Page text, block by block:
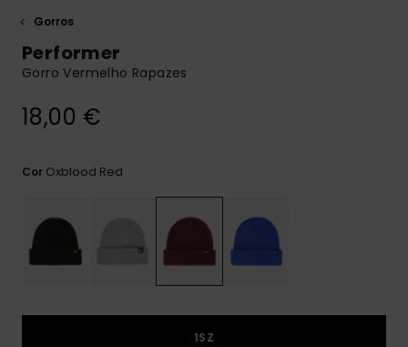
formulário de
contacto.
Consultar
as FAQ
DESEJO
Gorros
Performer
Gorro Vermelho Rapazes
18,00 €
Cor Oxblood Red
1SZ